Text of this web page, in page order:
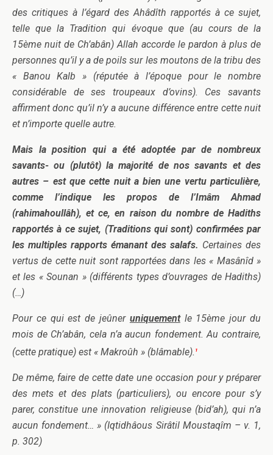
des critiques à l’égard des Ahâdîth rapportés à ce sujet,
telle que la Tradition qui évoque que (au cours de la
15ème nuit de Ch’abân) Allah accorde le pardon à plus de
personnes qu’il y a de poils sur les moutons de la tribu des
« Banou Kalb » (réputée à l’époque pour le nombre
considérable de ses troupeaux d’ovins). Ces savants
affirment donc qu’il n’y a aucune différence entre cette nuit
et n’importe quelle autre.
Mais la position qui a été adoptée par de nombreux
savants- ou (plutôt) la majorité de nos savants et des
autres – est que cette nuit a bien une vertu particulière,
comme l’indique les propos de l’Imâm Ahmad
(rahimahoullâh), et ce, en raison du nombre de Hadiths
rapportés à ce sujet, (Traditions qui sont) confirmées par
les multiples rapports émanant des salafs. Certaines des
vertus de cette nuit sont rapportées dans les « Masânîd »
et les « Sounan » (différents types d’ouvrages de Hadiths)
(…)
Pour ce qui est de jeûner uniquementle 15ème jour du
mois de Ch’abân, cela n’a aucun fondement. Au contraire,
(cette pratique) est « Makroûh » (blâmable). 1
De même, faire de cette date une occasion pour y préparer
des mets et des plats (particuliers), ou encore pour s’y
parer, constitue une innovation religieuse (bid’ah), qui n’a
aucun fondement… » (Iqtidhâous Sirâtil Moustaqîm – v. 1,
p. 302)